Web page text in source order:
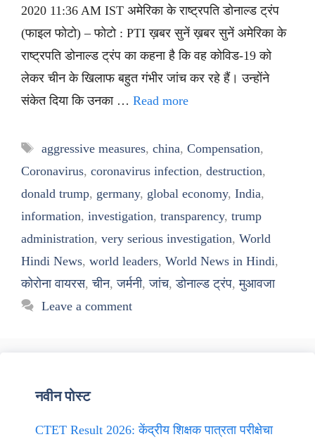
2020 11:36 AM IST अमेरिका के राष्ट्रपति डोनाल्ड ट्रंप
(फाइल फोटो) – फोटो : PTI ख़बर सुनें ख़बर सुनें अमेरिका के
राष्ट्रपति डोनाल्ड ट्रंप का कहना है कि वह कोविड-19 को
लेकर चीन के खिलाफ बहुत गंभीर जांच कर रहे हैं। उन्होंने
संकेत दिया कि उनका … Read more
Tags
aggressive measures, china, Compensation,
Coronavirus, coronavirus infection, destruction,
donald trump, germany, global economy, India,
information, investigation, transparency, trump
administration, very serious investigation, World
Hindi News, world leaders, World News in Hindi,
कोरोना वायरस,चीन,जर्मनी,जांच,डोनाल्ड ट्रंप,मुआवजा
Leave a comment
नवीन पोस्ट
CTET Result 2026: केंद्रीय शिक्षक पात्रता परीक्षेचा